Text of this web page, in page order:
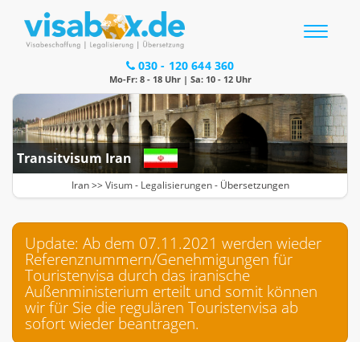
Toggle
030 - 120 644 360
Mo-Fr: 8 - 18 Uhr | Sa: 10 - 12 Uhr
Transitvisum Iran
Iran >> Visum- Legalisierungen- Übersetzungen
Update: Ab dem 07.11.2021 werden wieder
Referenznummern/Genehmigungen für
Touristenvisa durch das iranische
Außenministerium erteilt und somit können
wir für Sie die regulären Touristenvisa ab
sofort wieder beantragen.